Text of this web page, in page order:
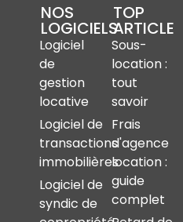
NOS
LOGICIELS
Logiciel
de
gestion
locative
Logiciel de
transactions
immobilières
Logiciel de
syndic de
TOP
ARTICLE
Sous-
location :
tout
savoir
Frais
d'agence
location :
guide
complet